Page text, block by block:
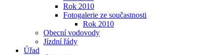
Rok 2010
Fotogalerie ze součastnosti
Rok 2010
Obecní vodovody
Jízdní řády
Úřad